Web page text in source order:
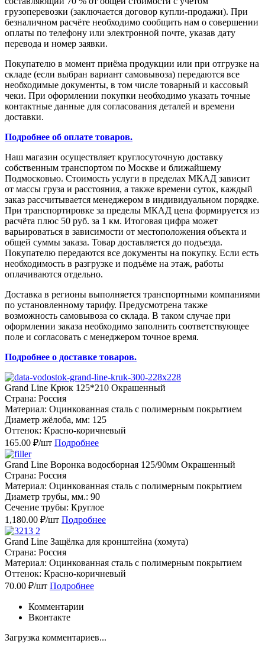
грузоперевозки (заключается договор купли-продажи). При
безналичном расчёте необходимо сообщить нам о совершении
оплаты по телефону или электронной почте, указав дату
перевода и номер заявки.
Покупателю в момент приёма продукции или при отгрузке на
складе (если выбран вариант самовывоза) передаются все
необходимые документы, в том числе товарный и кассовый
чеки. При оформлении покупки необходимо указать точные
контактные данные для согласования деталей и времени
доставки.
Подробнее об оплате товаров.
Наш магазин осуществляет круглосуточную доставку
собственным транспортом по Москве и ближайшему
Подмосковью. Стоимость услуги в пределах МКАД зависит
от массы груза и расстояния, а также времени суток, каждый
заказ рассчитывается менеджером в индивидуальном порядке.
При транспортировке за пределы МКАД цена формируется из
расчёта плюс 50 руб. за 1 км. Итоговая цифра может
варьироваться в зависимости от местоположения объекта и
общей суммы заказа. Товар доставляется до подъезда.
Покупателю передаются все документы на покупку. Если есть
необходимость в разгрузке и подъёме на этаж, работы
оплачиваются отдельно.
Доставка в регионы выполняется транспортными компаниями
по установленному тарифу. Предусмотрена также
возможность самовывоза со склада. В таком случае при
оформлении заказа необходимо заполнить соответствующее
поле и согласовать с менеджером точное время.
Подробнее о доставке товаров.
Grand Line Крюк 125*210 Окрашенный
Страна: Россия
Материал: Оцинкованная сталь с полимерным покрытием
Диаметр жёлоба, мм: 125
Оттенок: Красно-коричневый
165.00 ₽/шт Подробнее
Grand Line Воронка водосборная 125/90мм Окрашенный
Страна: Россия
Материал: Оцинкованная сталь с полимерным покрытием
Диаметр трубы, мм.: 90
Сечение трубы: Круглое
1,180.00 ₽/шт Подробнее
Grand Line Защёлка для кронштейна (хомута)
Страна: Россия
Материал: Оцинкованная сталь с полимерным покрытием
Оттенок: Красно-коричневый
70.00 ₽/шт Подробнее
Комментарии
Вконтакте
Загрузка комментариев...